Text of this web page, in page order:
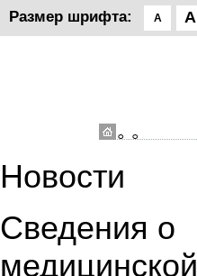
Размер шрифта: A A
◦ ◦
Новости
Сведения о
медицинской